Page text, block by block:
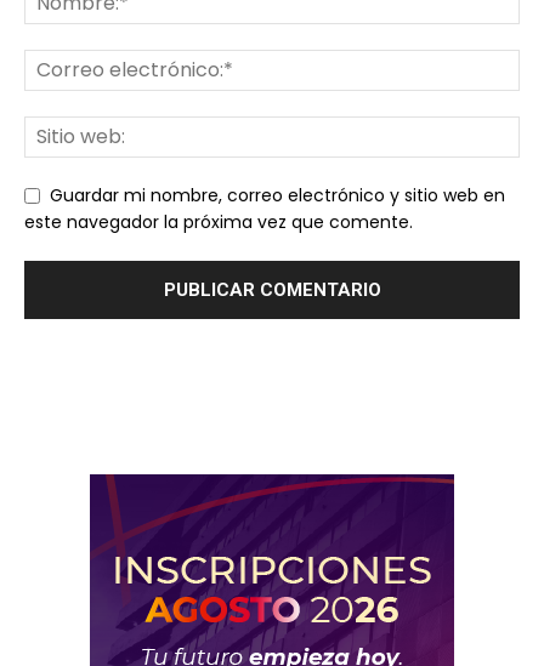
Guardar mi nombre, correo electrónico y sitio web en
este navegador la próxima vez que comente.